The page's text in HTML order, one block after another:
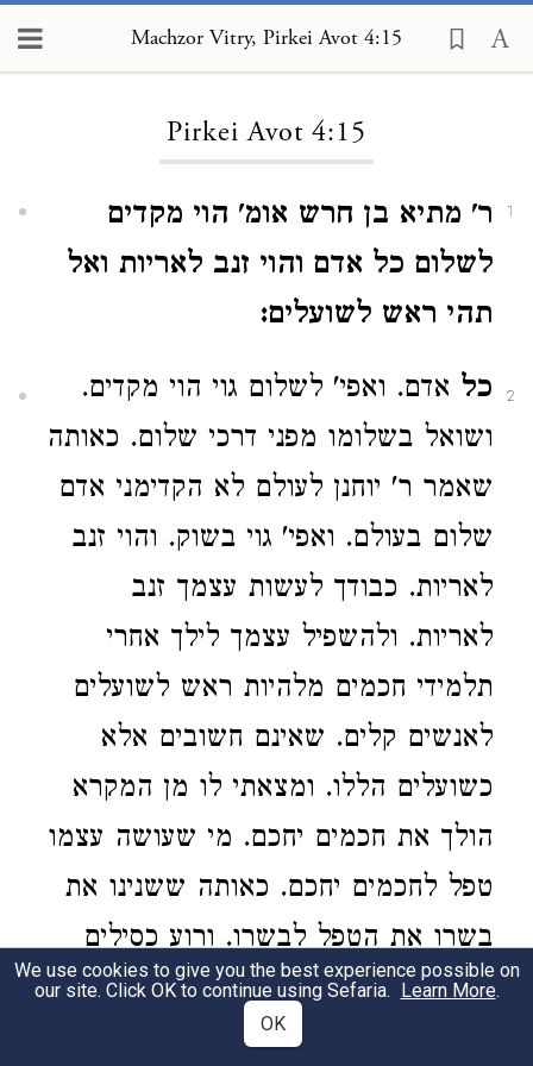
Machzor Vitry, Pirkei Avot 4:15
Pirkei Avot 4:15
1
ר' מתיא בן חרש אומ' הוי מקדים
לשלום כל אדם והוי זנב לאריות ואל
תהי ראש לשועלים:
2 כל אדם. ואפי' לשלום גוי הוי מקדים.
ושואל בשלומו מפני דרכי שלום. כאותה
שאמר ר' יוחנן לעולם לא הקדימני אדם
שלום בעולם. ואפי' גוי בשוק. והוי זנב
לאריות. כבודך לעשות עצמך זנב
לאריות. ולהשפיל עצמך לילך אחרי
תלמידי חכמים מלהיות ראש לשועלים
לאנשים קלים. שאינם חשובים אלא
כשועלים הללו. ומצאתי לו מן המקרא
הולך את חכמים יחכם. מי שעושה עצמו
טפל לחכמים יחכם. כאותה ששנינו את
בשרו את הטפל לבשרו. ורוע כסילים
ירוע. מי שנעשה ראש ופרנס לכסילים
ורועם. ירוע. יתרוצץ. אינו משתכר כלום
We use cookies to give you the best experience possible on
our site. Click OK to continue using Sefaria. Learn More.
OK